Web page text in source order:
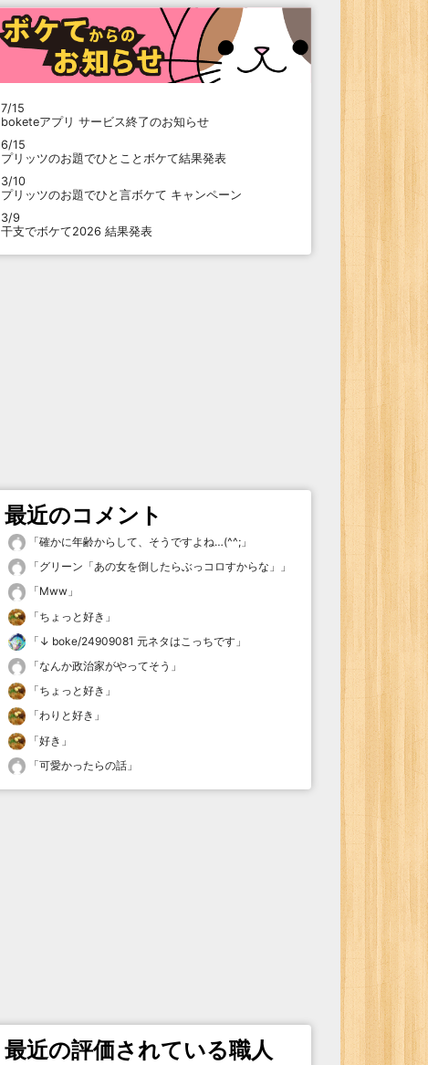
7/15
boketeアプリ サービス終了のお知らせ
6/15
プリッツのお題でひとことボケて結果発表
3/10
プリッツのお題でひと言ボケて キャンペーン
3/9
干支でボケて2026 結果発表
最近のコメント
「確かに年齢からして、そうですよね…(^^; 」
「グリーン「あの女を倒したらぶっコロすからな」
」
「Mww 」
「ちょっと好き 」
「 ↓ boke/24909081 元ネタはこっちです 」
「なんか政治家がやってそう 」
「ちょっと好き 」
「わりと好き 」
「好き 」
「可愛かったらの話 」
最近の評価されている職人